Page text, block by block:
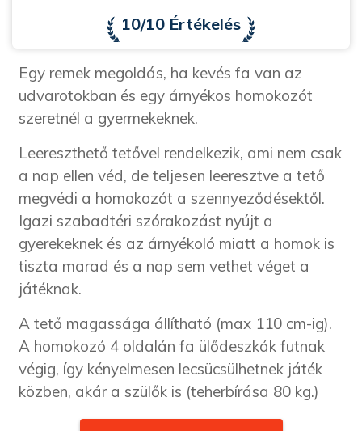
10/10 Értékelés
Egy remek megoldás, ha kevés fa van az
udvarotokban és egy árnyékos homokozót
szeretnél a gyermekeknek.
Leereszthető tetővel rendelkezik, ami nem csak
a nap ellen véd, de teljesen leeresztve a tető
megvédi a homokozót a szennyeződésektől.
Igazi szabadtéri szórakozást nyújt a
gyerekeknek és az árnyékoló miatt a homok is
tiszta marad és a nap sem vethet véget a
játéknak.
A tető magassága állítható (max 110 cm-ig).
A homokozó 4 oldalán fa ülődeszkák futnak
végig, így kényelmesen lecsücsülhetnek játék
közben, akár a szülők is (teherbírása 80 kg.)